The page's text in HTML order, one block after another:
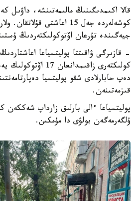
قالا اكىمدىگىنىڭ مالىمەتىنشە، داۋىل
كوشەلەردە جەل 15 اعاشتى
جيەگىندە تۇرعان اۆتوكولىكتەردىڭ
- قازىرگى ۋاقىتتا پوليتسياعا
كولىكتەرى
دەپ حابارلادى شقو پوليتسيا
قىزمەتىنەن.
پوليتسياعا ءالى بارلىق زارداپ
ۇلگەرمەگەن بولۋى دا مۇمكىن.